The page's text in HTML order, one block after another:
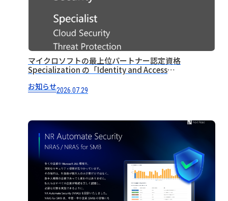
マイクロソフトの最上位パートナー認定資格
Specialization の「Identity and Access
お知らせ2026.07.29